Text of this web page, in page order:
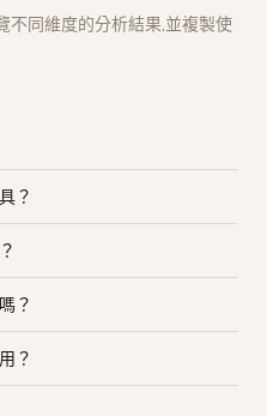
不同維度的分析結果,並複製使
？
？
？